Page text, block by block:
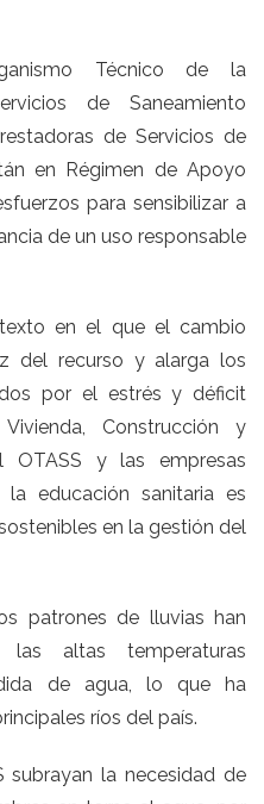
Técnico de la
de Saneamiento
de Servicios de
en Régimen de Apoyo
para sensibilizar a
de un uso responsable
en el que el cambio
del recurso y alarga los
por el estrés y déficit
Construcción y
OTASS y las empresas
educación sanitaria es
en la gestión del
patrones de lluvias han
las altas temperaturas
de agua, lo que ha
ríos del país.
subrayan la necesidad de